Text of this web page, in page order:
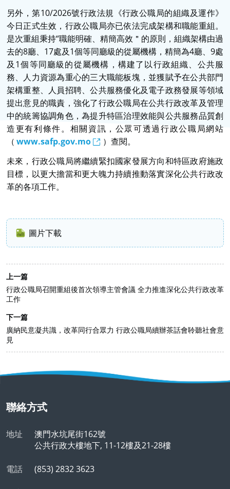
另外，第10/2026號行政法規《行政公職局的組織及運作》
今日正式生效，行政公職局亦已依法完成架構和職能重組。
是次重組秉持“職能明確、精簡高效＂的原則，組織架構由過
去的8廳、 17處及1個等同廳級的從屬機構，精簡為4廳、 9處
及 1個等同廳級的從屬機構，構建了以行政組織、公共服
務、人力資源為重心的三大職能板塊，並獲賦予在公共部門
架構重整、人員招聘、公共服務優化及電子政務發展等領域
提出意見的職責，強化了行政公職局在公共行政改革及管理
中的統籌協調角色，為提升特區治理效能與公共服務品質創
造更有利條件。相關資訊，公眾可透過行政公職局網站
（ www.safp.gov.mo
）查閱。
未來，行政公職局將繼續緊扣國家發展方向和特區政府施政
目標，以更大擔當和更大魄力持續推動落實深化公共行政改
革的各項工作。
圖片下載
上一篇
行政公職局召開重組後首次領導主管會議 全力推進深化公共行政改革
工作
下一篇
廣納民意凝共識，改革同行合眾力 行政公職局續辦茶話會聆聽社會意
見
聯絡方式
地址
澳門水坑尾街162號
公共行政大樓地下, 11-12樓及21-28樓
電話 (853) 2832 3623